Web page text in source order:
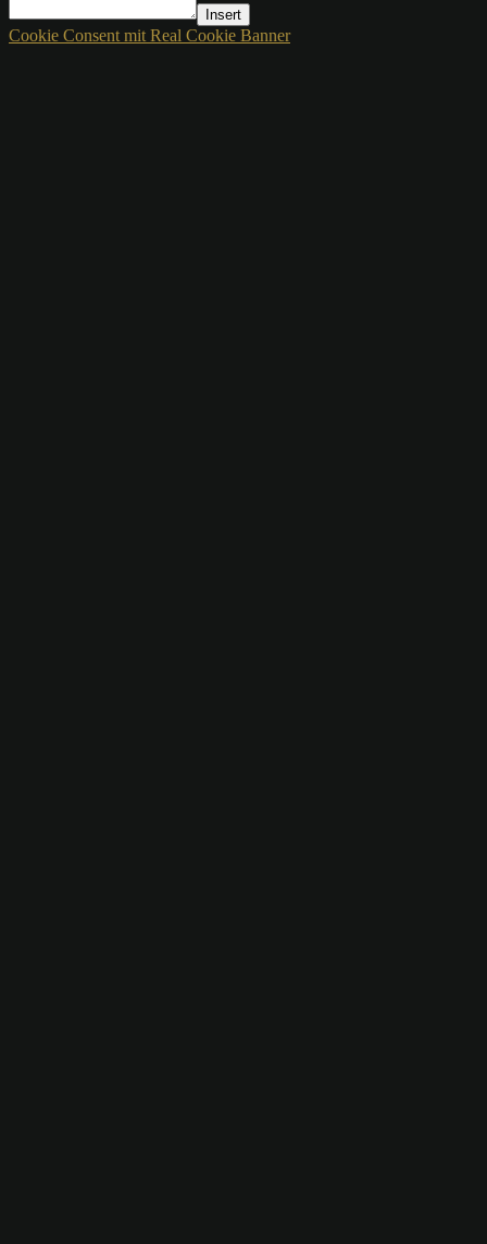
Insert
Cookie Consent mit Real Cookie Banner